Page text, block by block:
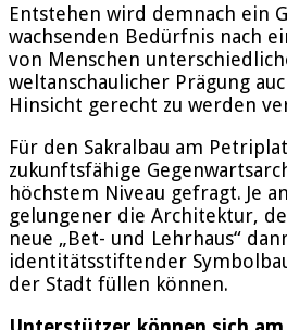
Entstehen wird demnach ein
wachsenden Bedürfnis nach
von Menschen
weltanschaulicher Prägung
Hinsicht gerecht zu werden
Für den Sakralbau am
zukunftsfähige
höchstem Niveau gefragt. Je
gelungener die Architektur,
neue „Bet- und Lehrhaus“
identitätsstiftender
der Stadt füllen können.